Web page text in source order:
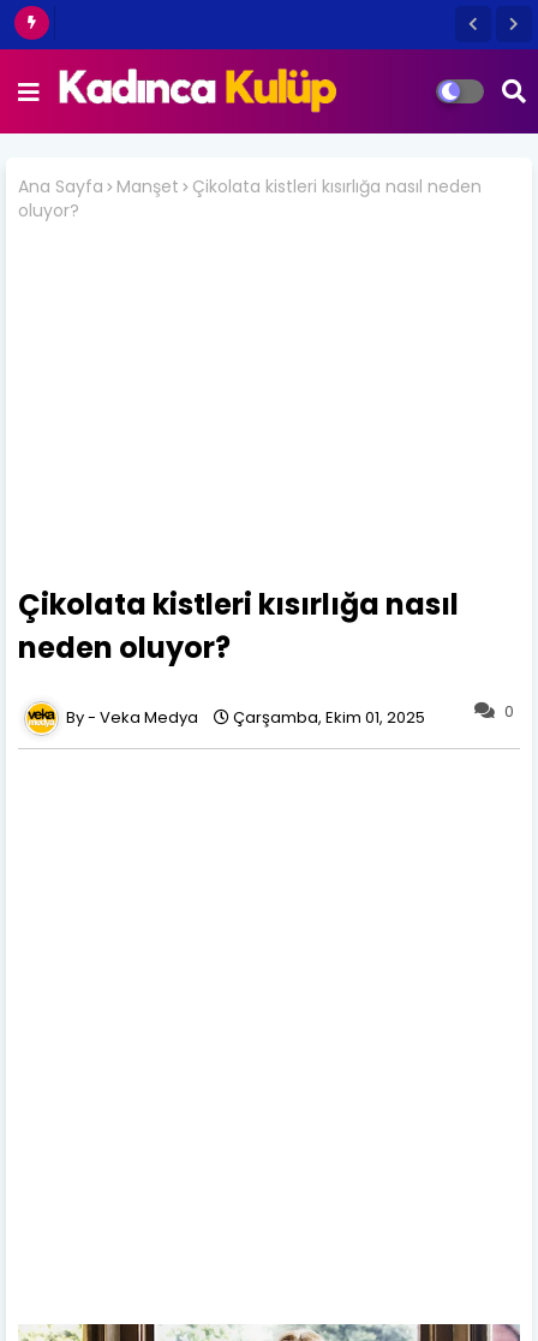
Ana Sayfa Manşet
Çikolata kistleri kısırlığa nasıl neden
oluyor?
Çikolata kistleri kısırlığa nasıl
neden oluyor?
0
Veka Medya Çarşamba, Ekim 01, 2025